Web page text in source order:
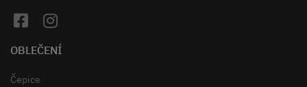
OBLEČENÍ
Čepice